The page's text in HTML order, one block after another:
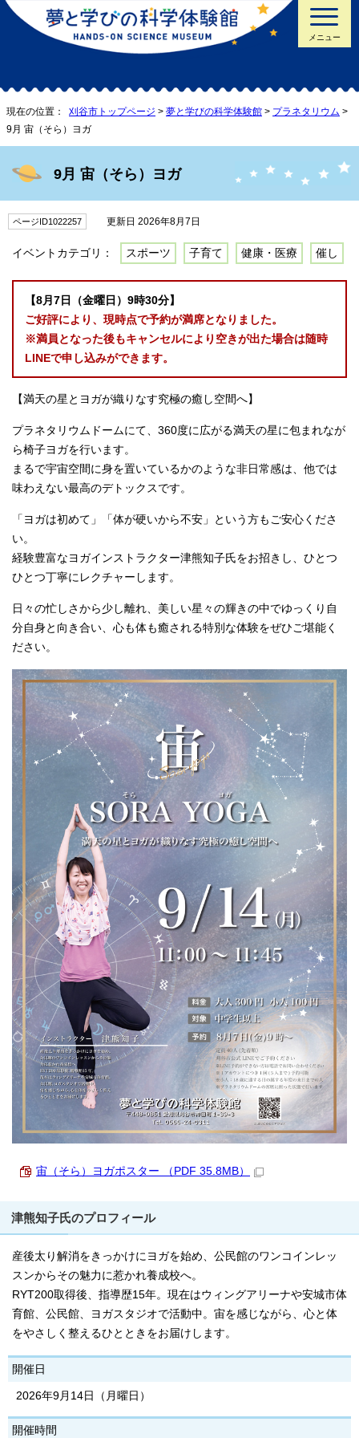
メニュー
現在の位置： 刈谷市トップページ > 夢と学びの科学体験館 > プラネタリウム >
9月 宙（そら）ヨガ
9月 宙（そら）ヨガ
ページID1022257 更新日 2026年8月7日
イベントカテゴリ： スポーツ 子育て 健康・医療 催し
【8月7日（金曜日）9時30分】
ご好評により、現時点で予約が満席となりました。
※満員となった後もキャンセルにより空きが出た場合は随時
LINEで申し込みができます。
【満天の星とヨガが織りなす究極の癒し空間へ】
プラネタリウムドームにて、360度に広がる満天の星に包まれなが
ら椅子ヨガを行います。
まるで宇宙空間に身を置いているかのような非日常感は、他では
味わえない最高のデトックスです。
「ヨガは初めて」「体が硬いから不安」という方もご安心くださ
い。
経験豊富なヨガインストラクター津熊知子氏をお招きし、ひとつ
ひとつ丁寧にレクチャーします。
日々の忙しさから少し離れ、美しい星々の輝きの中でゆっくり自
分自身と向き合い、心も体も癒される特別な体験をぜひご堪能く
ださい。
宙（そら）ヨガポスター （PDF 35.8MB）
津熊知子氏のプロフィール
産後太り解消をきっかけにヨガを始め、公民館のワンコインレッ
スンからその魅力に惹かれ養成校へ。
RYT200取得後、指導歴15年。現在はウィングアリーナや安城市体
育館、公民館、ヨガスタジオで活動中。宙を感じながら、心と体
をやさしく整えるひとときをお届けします。
開催日
2026年9月14日（月曜日）
開催時間